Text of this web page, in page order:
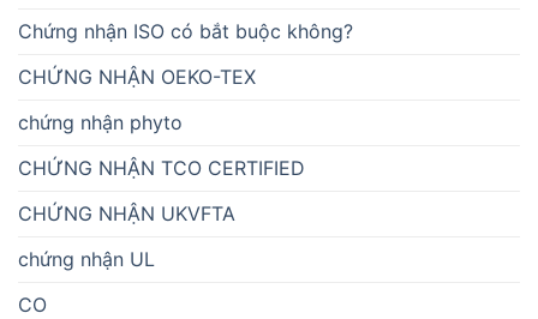
Chứng nhận ISO có bắt buộc không?
CHỨNG NHẬN OEKO-TEX
chứng nhận phyto
CHỨNG NHẬN TCO CERTIFIED
CHỨNG NHẬN UKVFTA
chứng nhận UL
CO